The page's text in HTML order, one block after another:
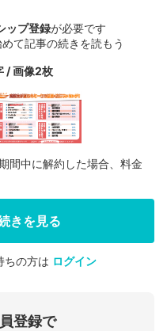
ップ登録が必要です
めて記事の続きを読もう
/ 画像2枚
る
る
間中に解約した場合、料金
きを見る
ちの方は ログイン
登録で